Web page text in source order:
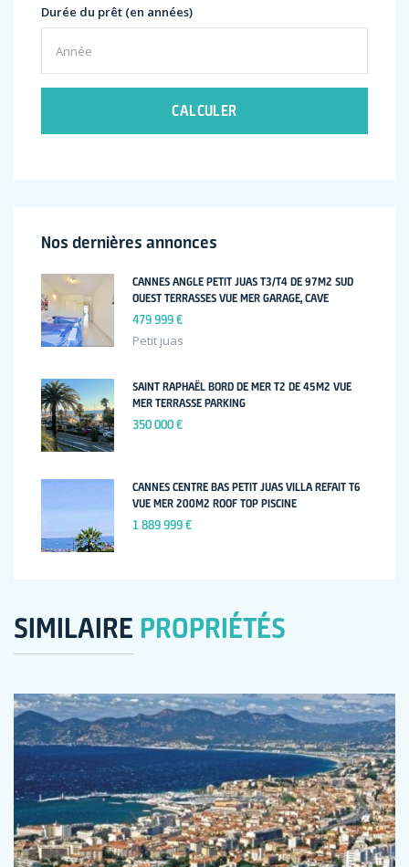
Durée du prêt (en années)
CALCULER
Nos dernières annonces
CANNES ANGLE PETIT JUAS T3/T4 DE 97M2 SUD
OUEST TERRASSES VUE MER GARAGE, CAVE
479 999 €
Petit juas
SAINT RAPHAËL BORD DE MER T2 DE 45M2 VUE
MER TERRASSE PARKING
350 000 €
CANNES CENTRE BAS PETIT JUAS VILLA REFAIT T6
VUE MER 200M2 ROOF TOP PISCINE
1 889 999 €
SIMILAIRE PROPRIÉTÉS